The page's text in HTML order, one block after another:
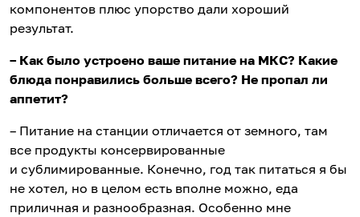
компонентов плюс упорство дали хороший
результат.
– Как было устроено ваше питание на МКС? Какие
блюда понравились больше всего? Не пропал ли
аппетит?
– Питание на станции отличается от земного, там
все продукты консервированные
и сублимированные. Конечно, год так питаться я бы
не хотел, но в целом есть вполне можно, еда
приличная и разнообразная. Особенно мне